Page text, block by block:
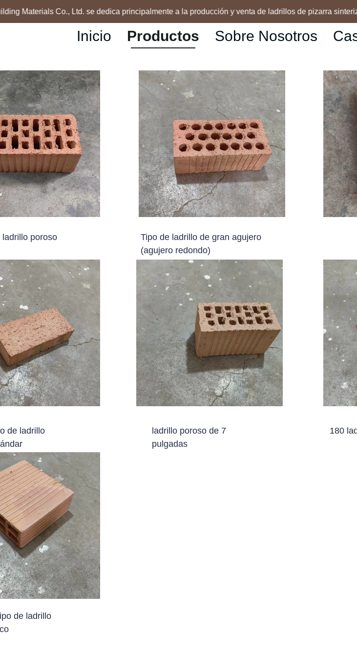
Materials Co., Ltd. se dedica principalmente a la producción y venta de ladrillos de pizarra
Inicio Productos Sobre Nosotros
ladrillo poroso de 7
pulgadas
Tipo de ladrillo de gran agujero
(agujero redondo)
ladrillo poroso
de ladrillo
180
de ladrillo